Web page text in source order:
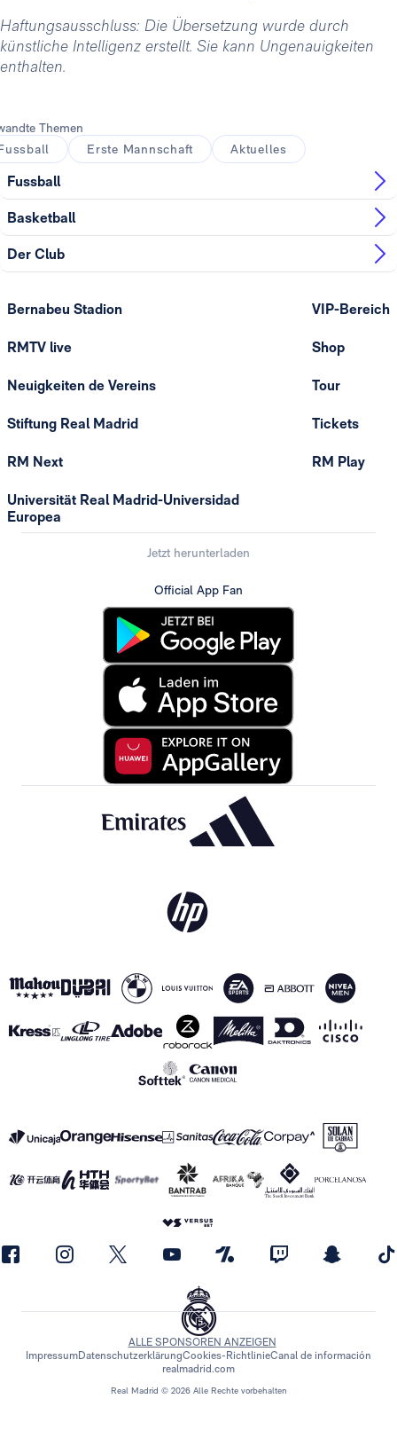
Haftungsausschluss: Die Übersetzung wurde durch
künstliche Intelligenz erstellt. Sie kann Ungenauigkeiten
enthalten.
Themen
Erste Mannschaft Aktuelles
Fussball
Basketball
Der Club
Bernabeu Stadion
RMTV live
Neuigkeiten de Vereins
Stiftung Real Madrid
RM Next
Universität Real Madrid-Universidad
Europea
VIP-Bereich
Shop
Tour
Tickets
RM Play
Jetzt herunterladen
Official App Fan
Real Madrid © 2026 Alle Rechte vorbehalten
ALLE SPONSOREN ANZEIGEN
ImpressumDatenschutzerklärungCookies-RichtlinieCanal de información
realmadrid.com